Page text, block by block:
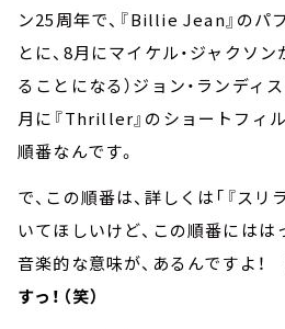
ン25周年で、『Billie Jean』のパ
とに、8月にマイケル・ジャクソ
ることになる）ジョン・ランデ
月に『Thriller』のショートフィル
順番なんです。
で、この順番は、詳しくは「『スリ
いてほしいけど、この順番にはは
音楽的な意味が、あるんですよ！
すっ！（笑）